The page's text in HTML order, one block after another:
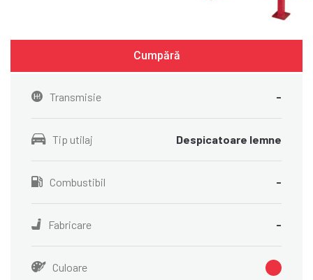
Transmisie -
Tip utilaj Despicatoare lemne
Combustibil -
Fabricare -
Culoare
Cumpără